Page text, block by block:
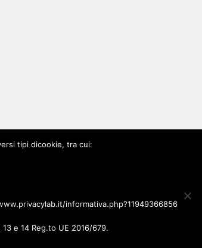
tipi dicookie, tra cui:
informativa.php?11949366856
e 14 Reg.to UE 2016/679.